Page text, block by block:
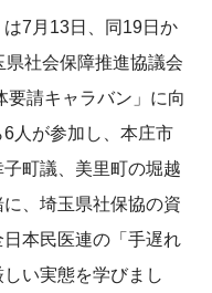
7月13日、同19日か
社会保障推進協議会
要請キャラバン」に向
人が参加し、本庄市
町議、美里町の堀越
、埼玉県社保協の資
本民医連の「手遅れ
い実態を学びまし